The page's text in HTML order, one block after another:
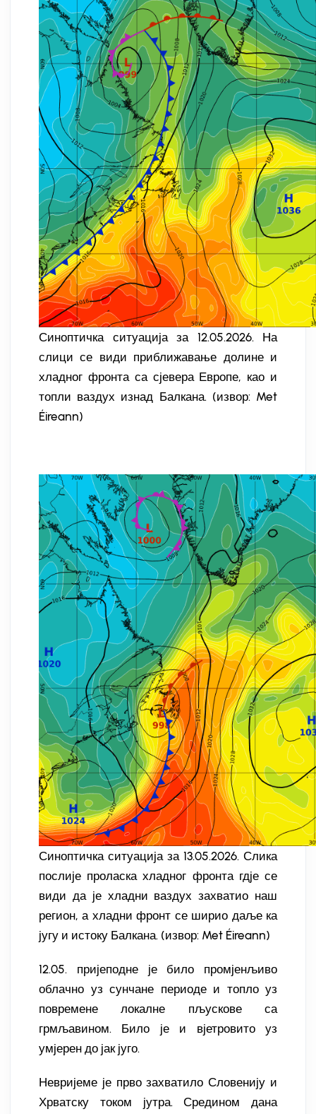
Синоптичка ситуација за 12.05.2026. На
слици се види приближавање долине и
хладног фронта са сјевера Европе, као и
топли ваздух изнад Балкана. (извор: Met
Éireann)
Синоптичка ситуација за 13.05.2026. Слика
послије проласка хладног фронта гдје се
види да је хладни ваздух захватио наш
регион, а хладни фронт се ширио даље ка
југу и истоку Балкана. (извор: Met Éireann)
12.05. пријеподне је било промјенљиво
облачно уз сунчане периоде и топло уз
повремене локалне пљускове са
грмљавином. Било је и вјетровито уз
умјерен до јак југо.
Невријеме је прво захватило Словенију и
Хрватску током јутра. Средином дана